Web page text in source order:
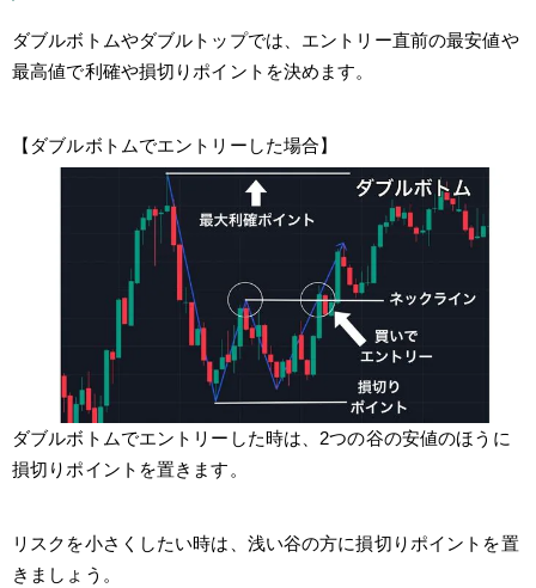
ダブルボトムやダブルトップでは、エントリー直前の最安値や
最高値で利確や損切りポイントを決めます。
【ダブルボトムでエントリーした場合】
ダブルボトムでエントリーした時は、2つの谷の安値のほうに
損切りポイントを置きます。
リスクを小さくしたい時は、浅い谷の方に損切りポイントを置
きましょう。